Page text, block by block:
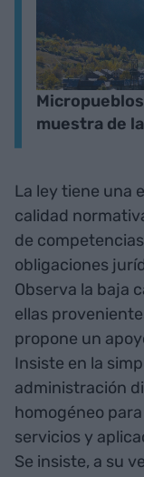
muestra de
La ley tiene una
calidad
de
obligaciones
Observa la baja
ellas
propone un
Insiste en la
administración
homogéneo
servicios y
Se insiste, a su